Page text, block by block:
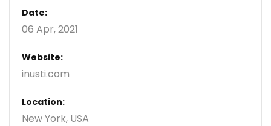
Date:
06 Apr, 2021
Website:
inusti.com
Location:
New York, USA